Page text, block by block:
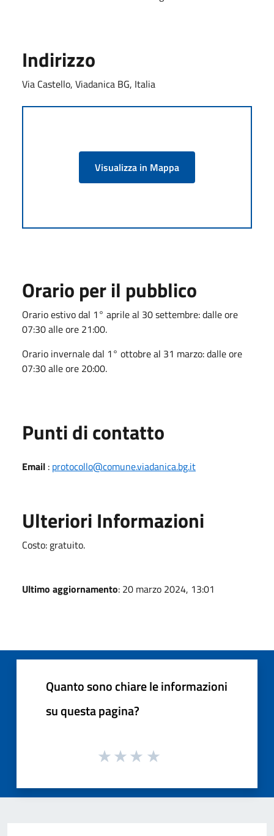
Indirizzo
Via Castello, Viadanica BG, Italia
Visualizza in Mappa
Orario per il pubblico
Orario estivo dal 1° aprile al 30 settembre: dalle ore
07:30 alle ore 21:00.
Orario invernale dal 1° ottobre al 31 marzo: dalle ore
07:30 alle ore 20:00.
Punti di contatto
Email : protocollo@comune.viadanica.bg.it
Ulteriori Informazioni
Costo: gratuito.
Ultimo aggiornamento: 20 marzo 2024, 13:01
Quanto sono chiare le informazioni
su questa pagina?